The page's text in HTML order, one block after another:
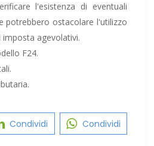
l'esistenza di eventuali
potrebbero ostacolare l'utilizzo
agevolativi.
F24.
Condividi Condividi